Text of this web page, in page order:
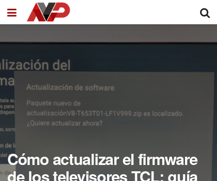
Cómo actualizar el firmware
de los televisores TCL: guía